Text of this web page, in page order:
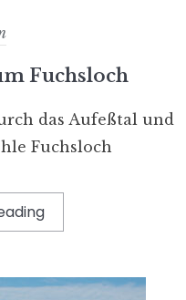
Fuchsloch
das Aufeßtal und
Fuchsloch